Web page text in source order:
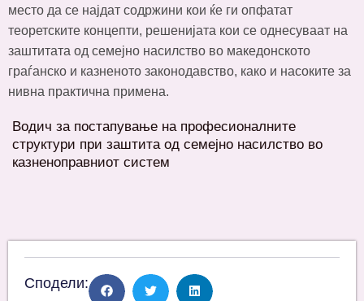
место да се најдат содржини кои ќе ги опфатат
теоретските концепти, решенијата кои се однесуваат на
заштитата од семејно насилство во македонското
граѓанско и казненото законодавство, како и насоките за
нивна практична примена.
Водич за постапување на професионалните
структури при заштита од семејно насилство во
казненоправниот систем
Сподели: